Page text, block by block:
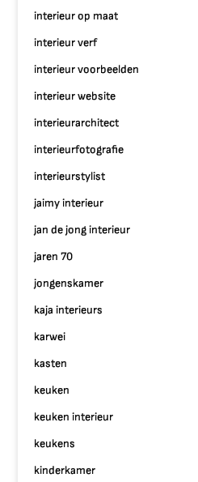
interieur op maat
interieur verf
interieur voorbeelden
interieur website
interieurarchitect
interieurfotografie
interieurstylist
jaimy interieur
jan de jong interieur
jaren 70
jongenskamer
kaja interieurs
karwei
kasten
keuken
keuken interieur
keukens
kinderkamer